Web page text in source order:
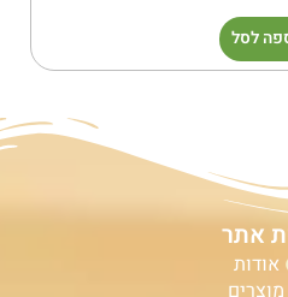
לסל
אתר
אודות
מוצרים